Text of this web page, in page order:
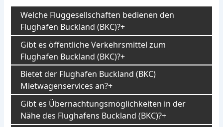
Welche Fluggesellschaften bedienen den
Flughafen Buckland (BKC)?
Gibt es öffentliche Verkehrsmittel zum
Flughafen Buckland (BKC)?
Bietet der Flughafen Buckland (BKC)
Mietwagenservices an?
Gibt es Übernachtungsmöglichkeiten in der
Nähe des Flughafens Buckland (BKC)?